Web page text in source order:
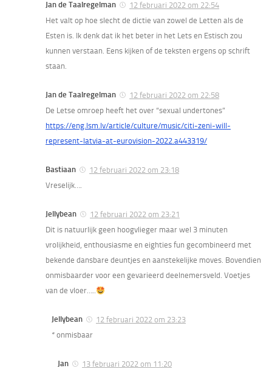
Jan de Taalregelman
12 februari 2022 om 22:54
Het valt op hoe slecht de dictie van zowel de Letten als de
Esten is. Ik denk dat ik het beter in het Lets en Estisch zou
kunnen verstaan. Eens kijken of de teksten ergens op schrift
staan.
Jan de Taalregelman
12 februari 2022 om 22:58
De Letse omroep heeft het over “sexual undertones”
https://eng.lsm.lv/article/culture/music/citi-zeni-will-
represent-latvia-at-eurovision-2022.a443319/
Bastiaan
12 februari 2022 om 23:18
Vreselijk….
Jellybean
12 februari 2022 om 23:21
Dit is natuurlijk geen hoogvlieger maar wel 3 minuten
vrolijkheid, enthousiasme en eighties fun gecombineerd met
bekende dansbare deuntjes en aanstekelijke moves. Bovendien
onmisbaarder voor een gevarieerd deelnemersveld. Voetjes
van de vloer…..
Jellybean
12 februari 2022 om 23:23
* onmisbaar
Jan
13 februari 2022 om 11:20